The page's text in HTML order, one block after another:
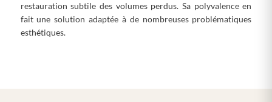
restauration subtile des volumes perdus. Sa polyvalence en
fait une solution adaptée à de nombreuses problématiques
esthétiques.